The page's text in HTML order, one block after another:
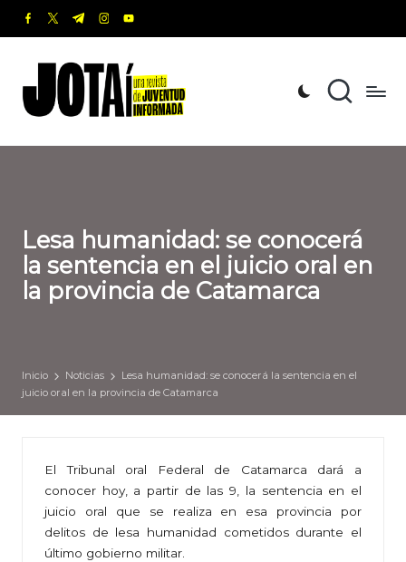
Saltar
contenido
facebook.com
twitter.com
t.me instagram.com
youtube.com
o
t
revista
de
Informada
Lesa humanidad: se conocerá
la sentencia en el juicio oral en
la provincia de Catamarca
Inicio Noticias
Lesa humanidad: se conocerá la sentencia en el
juicio oral en la provincia de Catamarca
El Tribunal oral Federal de Catamarca dará a
conocer hoy, a partir de las 9, la sentencia en el
juicio oral que se realiza en esa provincia por
delitos de lesa humanidad cometidos durante el
último gobierno militar.